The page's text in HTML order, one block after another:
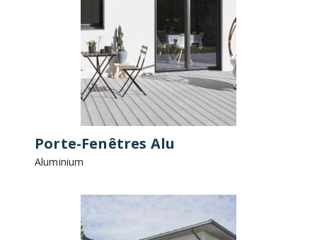
Porte-Fenêtres Alu
Aluminium